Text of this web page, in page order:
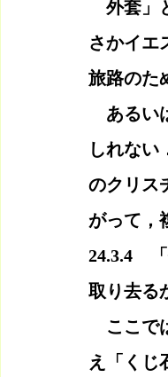
外套」
さかイエ
旅路のた
あるい
しれない
のクリス
がって，
24.3.4　
取り去る
ここで
え「くじ